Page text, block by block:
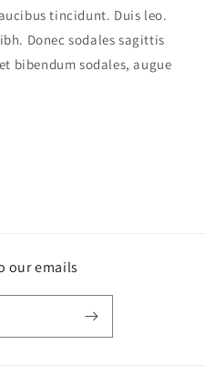
tincidunt. Duis leo.
Donec sodales sagittis
bibendum sodales, augue
our emails